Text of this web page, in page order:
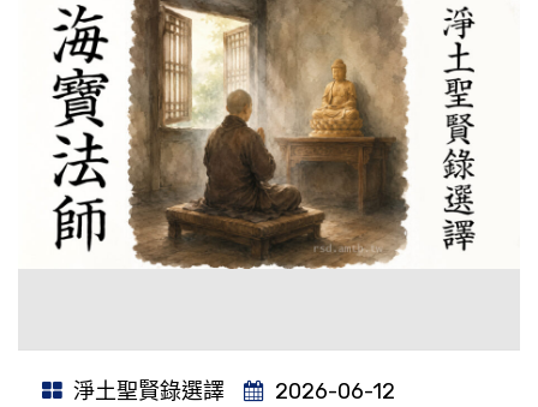
淨土聖賢錄選譯 2026-06-12